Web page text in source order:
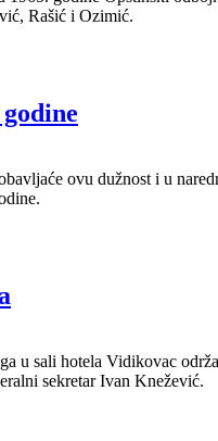
Rašić i Ozimić.
ovu dužnost i u
u sali hotela Vidikovac
sekretar Ivan Knežević.